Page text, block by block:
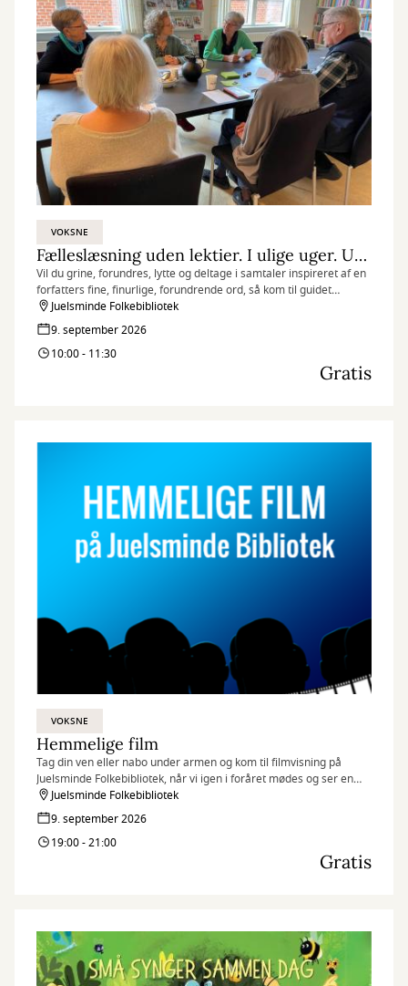
VOKSNE
Fælleslæsning uden lektier. I ulige uger. UDSOLGT
Vil du grine, forundres, lytte og deltage i samtaler inspireret af en
forfatters fine, finurlige, forundrende ord, så kom til guidet
fælleslæsning.
Juelsminde Folkebibliotek
9. september 2026
10:00 - 11:30
Gratis
VOKSNE
Hemmelige film
Tag din ven eller nabo under armen og kom til filmvisning på
Juelsminde Folkebibliotek, når vi igen i foråret mødes og ser en
god film sammen.
Juelsminde Folkebibliotek
9. september 2026
19:00 - 21:00
Gratis